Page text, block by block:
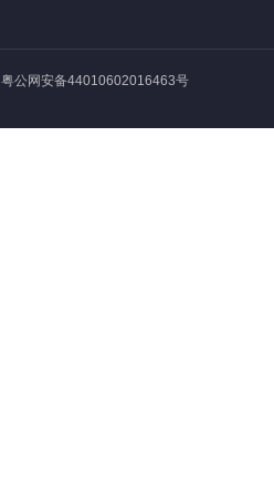
粤公网安备44010602016463号